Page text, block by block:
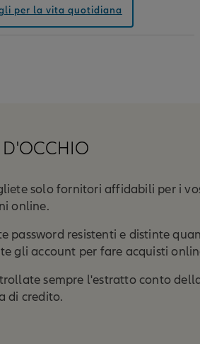
per la vita quotidiana
solo fornitori affidabili per i
online.
password resistenti e distinte
gli account per fare acquisti
sempre l'estratto conto
di credito.